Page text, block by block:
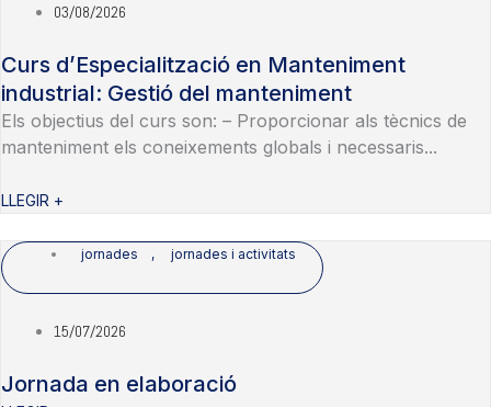
03/08/2026
Curs d’Especialització en Manteniment
industrial: Gestió del manteniment
Els objectius del curs son: – Proporcionar als tècnics de
manteniment els coneixements globals i necessaris...
LLEGIR +
jornades , jornades i activitats
15/07/2026
Jornada en elaboració